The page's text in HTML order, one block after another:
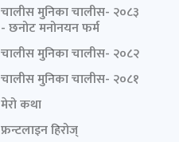
चालीस मुनिका चालीस- २०८३
- छनोट मनोनयन फर्म
चालीस मुनिका चालीस- २०८२
चालीस मुनिका चालीस- २०८१
मेरो कथा
फ्रन्टलाइन हिरोज्